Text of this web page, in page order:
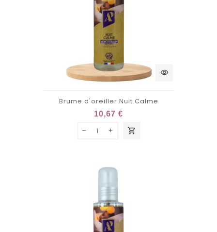
visibility
Brume d'oreiller Nuit Calme
10,67 €
shopping_cart